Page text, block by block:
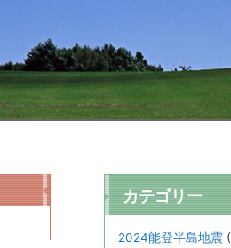
カテゴリー
2024能登半島地震